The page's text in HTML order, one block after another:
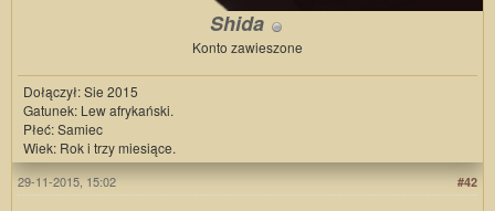
Shida
Konto zawieszone
Dołączył: Sie 2015
Gatunek: Lew afrykański.
Płeć: Samiec
Wiek: Rok i trzy miesiące.
#42
29-11-2015, 15:02